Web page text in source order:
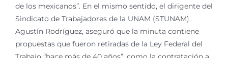
de los mexicanos”. En el mismo sentido, el dirigente del
Sindicato de Trabajadores de la UNAM (STUNAM),
Agustín Rodríguez, aseguró que la minuta contiene
propuestas que fueron retiradas de la Ley Federal del